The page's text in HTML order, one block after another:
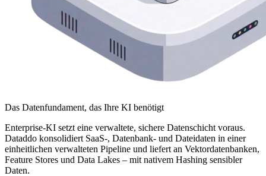
Das Datenfundament, das Ihre KI benötigt
Enterprise-KI setzt eine verwaltete, sichere Datenschicht voraus.
Dataddo konsolidiert SaaS-, Datenbank- und Dateidaten in einer
einheitlichen verwalteten Pipeline und liefert an Vektordatenbanken,
Feature Stores und Data Lakes – mit nativem Hashing sensibler
Daten.